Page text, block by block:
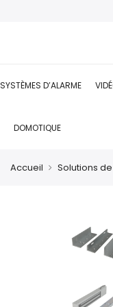
SYSTÈMES D’ALARME
DOMOTIQUE
Accueil Solutions